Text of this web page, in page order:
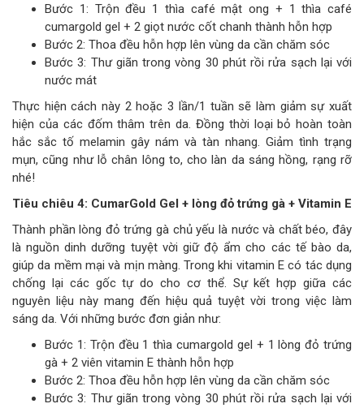
Bước 1: Trộn đều 1 thìa café mật ong + 1 thìa café
cumargold gel + 2 giọt nước cốt chanh thành hỗn hợp
Bước 2: Thoa đều hỗn hợp lên vùng da cần chăm sóc
Bước 3: Thư giãn trong vòng 30 phút rồi rửa sạch lại với
nước mát
Thực hiện cách này 2 hoặc 3 lần/1 tuần sẽ làm giảm sự xuất
hiện của các đốm thâm trên da. Đồng thời loại bỏ hoàn toàn
hắc sắc tố melamin gây nám và tàn nhang. Giảm tình trạng
mụn, cũng như lỗ chân lông to, cho làn da sáng hồng, rạng rỡ
nhé!
Tiêu chiêu 4: CumarGold Gel + lòng đỏ trứng gà + Vitamin E
Thành phần lòng đỏ trứng gà chủ yếu là nước và chất béo, đây
là nguồn dinh dưỡng tuyệt vời giữ độ ẩm cho các tế bào da,
giúp da mềm mại và mịn màng. Trong khi vitamin E có tác dụng
chống lại các gốc tự do cho cơ thể. Sự kết hợp giữa các
nguyên liệu này mang đến hiệu quả tuyệt vời trong việc làm
sáng da. Với những bước đơn giản như:
Bước 1: Trộn đều 1 thìa cumargold gel + 1 lòng đỏ trứng
gà + 2 viên vitamin E thành hỗn hợp
Bước 2: Thoa đều hỗn hợp lên vùng da cần chăm sóc
Bước 3: Thư giãn trong vòng 30 phút rồi rửa sạch lại với